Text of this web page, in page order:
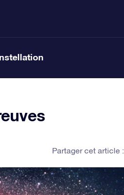
Partager cet article :